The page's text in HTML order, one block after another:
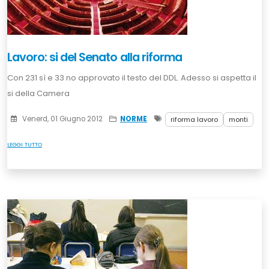
Lavoro: si del Senato alla riforma
Con 231 sì e 33 no approvato il testo del DDL. Adesso si aspetta il
si della Camera
Venerd, 01 Giugno 2012 NORME riforma lavoro monti
LEGGI TUTTO